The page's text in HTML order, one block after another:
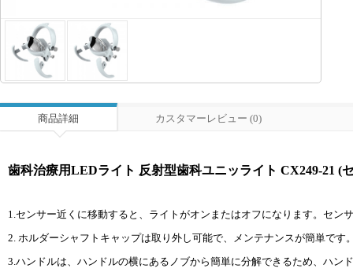
商品詳細 カスタマーレビュー (0)
歯科治療用LEDライト 反射型歯科ユニッライト CX249-21 (
1.センサー近くに移動すると、ライトがオンまたはオフになります。セン
2. ホルダーシャフトキャップは取り外し可能で、メンテナンスが簡単です
3.ハンドルは、ハンドルの横にあるノブから簡単に分解できるため、ハン